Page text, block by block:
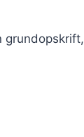
grundopskrift,